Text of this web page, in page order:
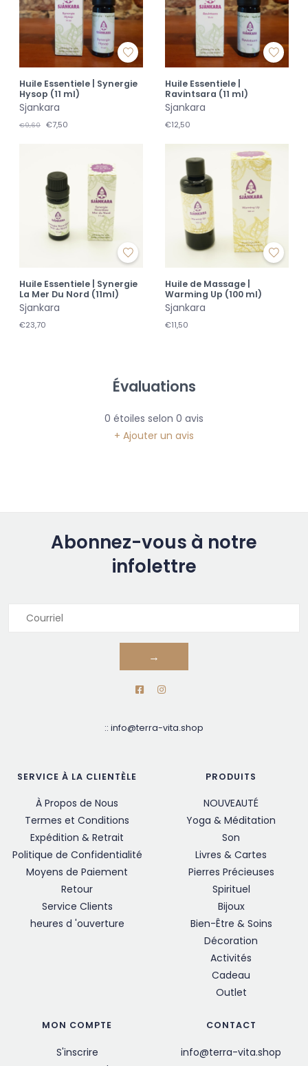
Huile Essentiele | Synergie
Hysop (11 ml)
Sjankara
€9,60 €7,50
Huile Essentiele |
Ravintsara (11 ml)
Sjankara
€12,50
Huile Essentiele | Synergie
La Mer Du Nord (11ml)
Sjankara
€23,70
Huile de Massage |
Warming Up (100 ml)
Sjankara
€11,50
Évaluations
0 étoiles selon 0 avis
+ Ajouter un avis
Abonnez-vous à notre
infolettre
→
:: info@terra-vita.shop
SERVICE À LA CLIENTÈLE
À Propos de Nous
Termes et Conditions
Expédition & Retrait
Politique de Confidentialité
Moyens de Paiement
Retour
Service Clients
heures d 'ouverture
PRODUITS
NOUVEAUTÉ
Yoga & Méditation
Son
Livres & Cartes
Pierres Précieuses
Spirituel
Bijoux
Bien-Être & Soins
Décoration
Activités
Cadeau
Outlet
MON COMPTE
S'inscrire
CONTACT
info@terra-vita.shop